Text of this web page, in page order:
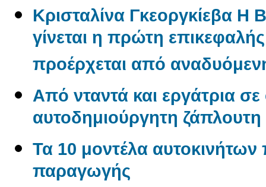
Κρισταλίνα Γκεοργκίεβα Η
γίνεται η πρώτη
προέρχεται από
Από νταντά και εργάτρια
αυτοδημιούργητη ζάπλουτη
Τα 10 μοντέλα
παραγωγής